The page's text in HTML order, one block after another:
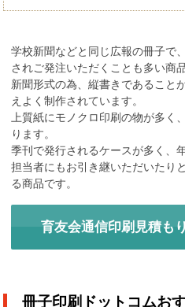
学校新聞などと同じ広報の冊子で
されご発注いただくことも多い商
新聞形式の為、縦書きであること
えよく制作されています。
上質紙にモノクロ印刷の物が多く
ります。
季刊で発行されるケースが多く、
担当者にもお引き継いただいたり
る商品です。
育友会通信印刷見積も
冊子印刷ドットコムお